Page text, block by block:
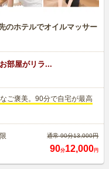
のホテルでオイルマッサー
部屋がリラ...
ご褒美。90分で自宅が最高
通常 90分13,000円
90分12,000円